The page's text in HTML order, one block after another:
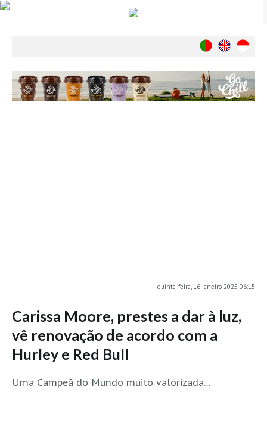
Internacionais
Ambiente
Vila Praia de Âncora HD
Viana do Castelo HD
Viana Pontão HD
quinta-feira, 16 janeiro 2025 06:15
Carissa Moore, prestes a dar à luz,
vê renovação de acordo com a
Hurley e Red Bull
Uma Campeã do Mundo muito valorizada...